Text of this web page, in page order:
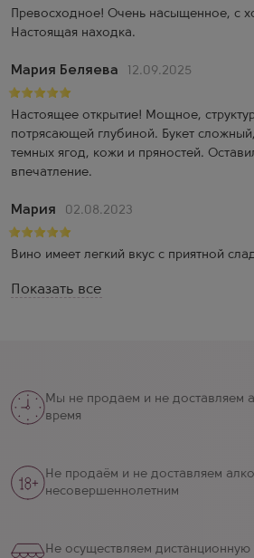
Превосходное! Очень насыщенное, с
Настоящая находка.
Мария Беляева 12.09.2025
Настоящее открытие! Мощное,
потрясающей глубиной. Букет
темных ягод, кожи и пряностей.
впечатление.
Мария 02.08.2023
Вино имеет легкий вкус с приятной
Показать все
Мы не продаем и не доставляем
время
Не продаём и не доставляем
несовершеннолетним
Не осуществляем